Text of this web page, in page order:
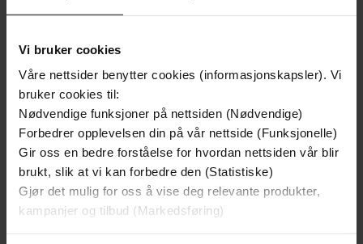
Vi bruker cookies
Våre nettsider benytter cookies (informasjonskapsler). Vi
bruker cookies til:
Nødvendige funksjoner på nettsiden (Nødvendige)
Forbedrer opplevelsen din på vår nettside (Funksjonelle)
Gir oss en bedre forståelse for hvordan nettsiden vår blir
brukt, slik at vi kan forbedre den (Statistiske)
Gjør det mulig for oss å vise deg relevante produkter,
kampanjer og tilbud (Markedsføring)
199,-
Minnesota
Jo Nesbø
EBOK
Utskudd
EBOK
Undertittel
An enchanting debut novel about family
secrets and fairytales